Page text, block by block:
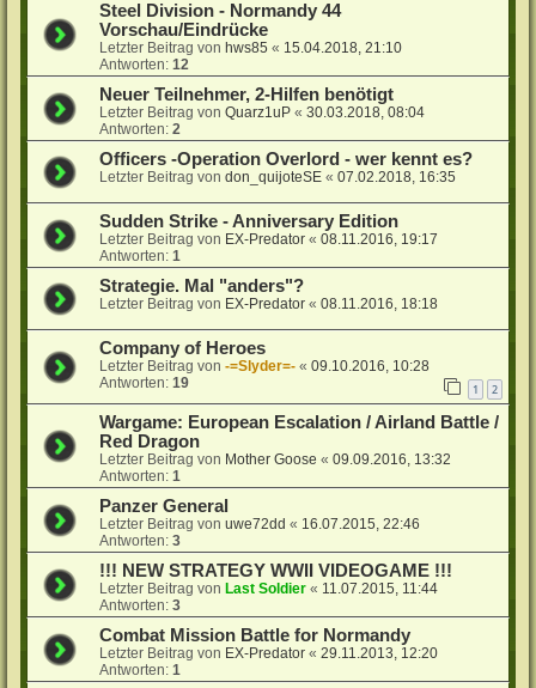
Steel Division - Normandy 44
Vorschau/Eindrücke
Letzter Beitrag von hws85 « 15.04.2018, 21:10
Antworten:12
Neuer Teilnehmer, 2-Hilfen benötigt
Letzter Beitrag vonQuarz1uP «30.03.2018, 08:04
Antworten:2
Officers -Operation Overlord - wer kennt es?
Letzter Beitrag vondon_quijoteSE «07.02.2018, 16:35
Sudden Strike - Anniversary Edition
Letzter Beitrag von EX-Predator «08.11.2016, 19:17
Antworten:1
Strategie. Mal "anders"?
Letzter Beitrag von EX-Predator «08.11.2016, 18:18
Company of Heroes
Letzter Beitrag von-=Slyder=- «09.10.2016, 10:28
Antworten:19 1 2
Wargame: European Escalation / Airland Battle /
Red Dragon
Letzter Beitrag von Mother Goose «09.09.2016, 13:32
Antworten:1
Panzer General
Letzter Beitrag vonuwe72dd « 16.07.2015, 22:46
Antworten:3
!!! NEW STRATEGY WWII VIDEOGAME !!!
Letzter Beitrag von Last Soldier « 11.07.2015, 11:44
Antworten:3
Combat Mission Battle for Normandy
Letzter Beitrag von EX-Predator «29.11.2013, 12:20
Antworten:1